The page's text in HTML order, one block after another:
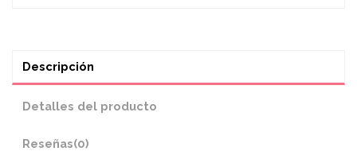
Descripción
Detalles del producto
Reseñas(0)